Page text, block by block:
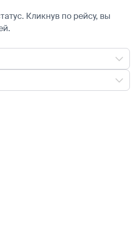
Кликнув по рейсу, вы